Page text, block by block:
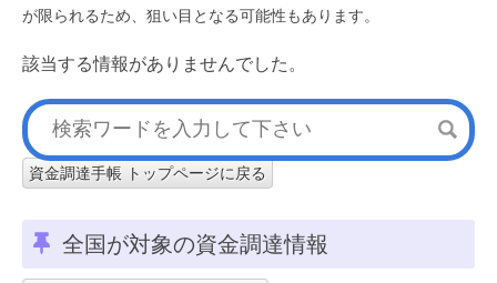
が限られるため、狙い目となる可能性もあります。
該当する情報がありませんでした。
資金調達手帳 トップページに戻る
全国が対象の資金調達情報